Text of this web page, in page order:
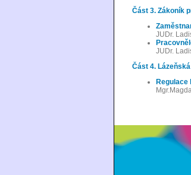
Část 3. Zákoník
JUDr.
JUDr.
Část 4.
Regulace